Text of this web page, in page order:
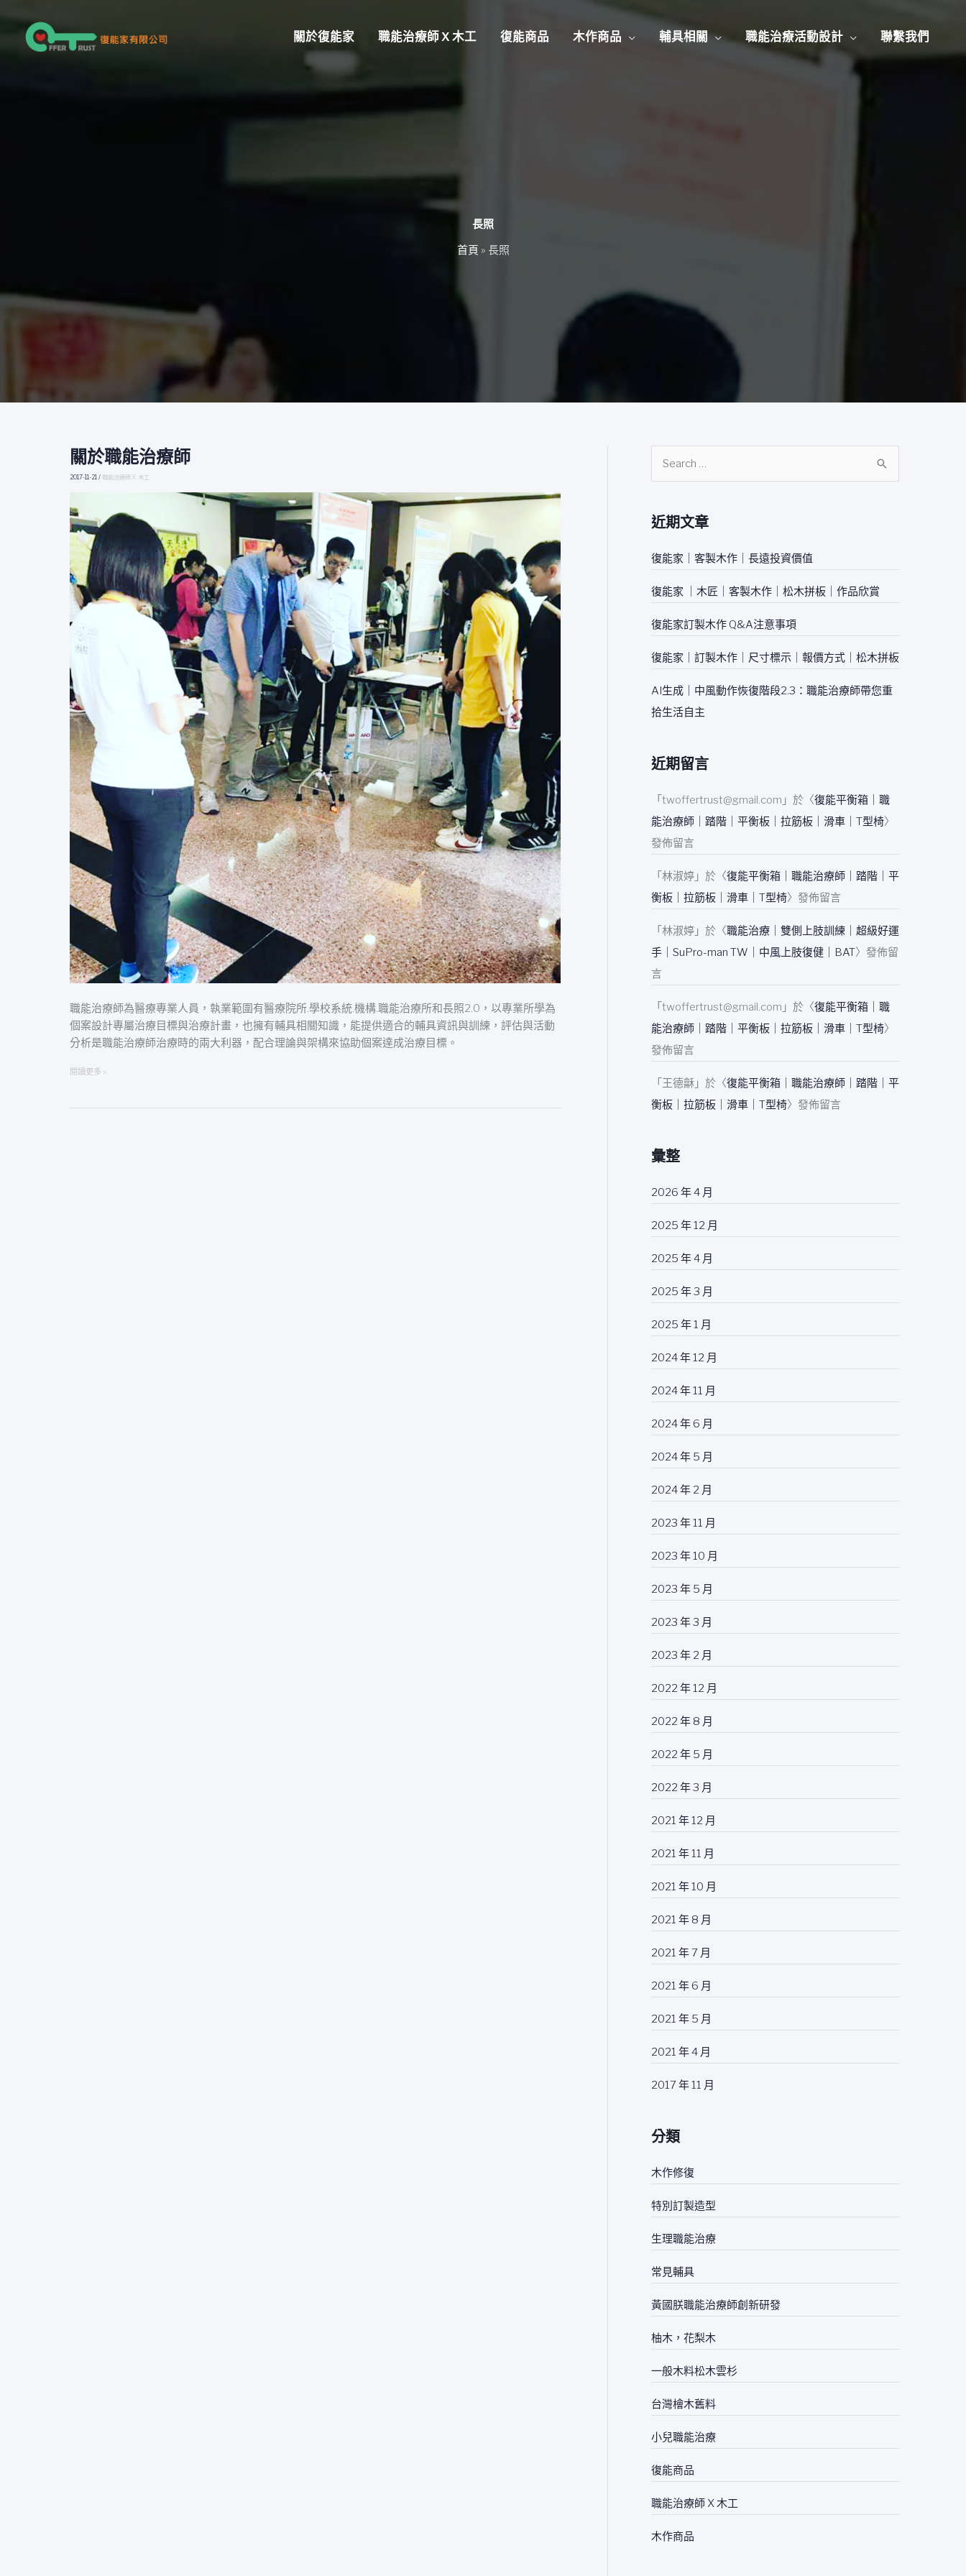
關於復能家 職能治療師 X 木工 復能商品 木作商品 輔具相關 職能治療活動設計 聯繫我們
長照
首頁 » 長照
關於職能治療師
2017-11-21 / 職能治療師 X 木工
職能治療師為醫療專業人員，執業範圍有醫療院所.學校系統.機構.職能治療所和長照2.0，以專業所學為
個案設計專屬治療目標與治療計畫，也擁有輔具相關知識，能提供適合的輔具資訊與訓練，評估與活動
分析是職能治療師治療時的兩大利器，配合理論與架構來協助個案達成治療目標。
關
治
療
師
閱讀更多 »
鍵
字
近期文章
復能家｜客製木作｜長遠投資價值
復能家 ｜木匠｜客製木作｜松木拼板｜作品欣賞
復能家訂製木作 Q&A注意事項
復能家｜訂製木作｜尺寸標示｜報價方式｜松木拼板
AI生成｜中風動作恢復階段2.3：職能治療師帶您重
拾生活自主
近期留言
「 twoffertrust@gmail.com 」於〈復能平衡箱｜職
能治療師｜踏階｜平衡板｜拉筋板｜滑車｜T型椅〉
發佈留言
「 林淑婷 」於〈復能平衡箱｜職能治療師｜踏階｜平
衡板｜拉筋板｜滑車｜T型椅〉發佈留言
「 林淑婷 」於〈職能治療｜雙側上肢訓練｜超級好運
手｜SuPro-man TW｜中風上肢復健｜BAT〉發佈留
言
「 twoffertrust@gmail.com 」於〈復能平衡箱｜職
能治療師｜踏階｜平衡板｜拉筋板｜滑車｜T型椅〉
發佈留言
「 王德龢 」於〈復能平衡箱｜職能治療師｜踏階｜平
衡板｜拉筋板｜滑車｜T型椅〉發佈留言
彙整
2026 年 4 月
2025 年 12 月
2025 年 4 月
2025 年 3 月
2025 年 1 月
2024 年 12 月
2024 年 11 月
2024 年 6 月
2024 年 5 月
2024 年 2 月
2023 年 11 月
2023 年 10 月
2023 年 5 月
2023 年 3 月
2023 年 2 月
2022 年 12 月
2022 年 8 月
2022 年 5 月
2022 年 3 月
2021 年 12 月
2021 年 11 月
2021 年 10 月
2021 年 8 月
2021 年 7 月
2021 年 6 月
2021 年 5 月
2021 年 4 月
2017 年 11 月
分類
木作修復
特別訂製造型
生理職能治療
常見輔具
黃國朕職能治療師創新研發
柚木，花梨木
一般木料松木雲杉
台灣檜木舊料
小兒職能治療
復能商品
職能治療師 X 木工
木作商品